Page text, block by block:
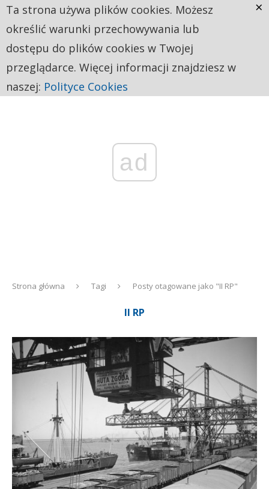
ad
Strona główna Tagi Posty otagowane jako "II RP"
II RP
Ta strona używa plików cookies. Możesz
określić warunki przechowywania lub
dostępu do plików cookies w Twojej
przeglądarce. Więcej informacji znajdziesz w
naszej: Polityce Cookies
×